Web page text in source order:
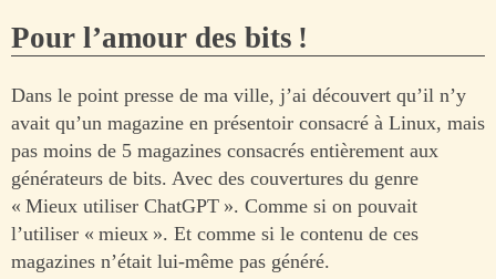
Pour l’amour des bits !
Dans le point presse de ma ville, j’ai découvert qu’il n’y
avait qu’un magazine en présentoir consacré à Linux, mais
pas moins de 5 magazines consacrés entièrement aux
générateurs de bits. Avec des couvertures du genre
« Mieux utiliser ChatGPT ». Comme si on pouvait
l’utiliser « mieux ». Et comme si le contenu de ces
magazines n’était lui-même pas généré.